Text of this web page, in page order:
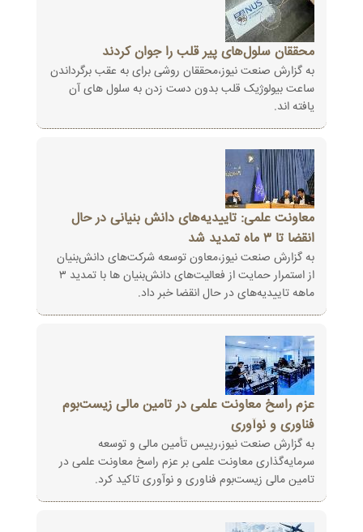
محققان سلول‌های پیر قلب را جوان کردند
به گزارش صنعت نیوز،محققان روشی برای به عقب برگرداندن
ساعت بیولوژیک قلب بدون دست زدن به سلول های آن
یافته اند.
معاونت علمی: تاییدیه‌های دانش بنیانی در حال
انقضا تا ۳ ماه تمدید شد
به گزارش صنعت نیوز،معاون توسعه شرکت‌های دانش‌بنیان
از استمرار حمایت از فعالیت‌های دانش‌بنیان ها با تمدید ۳
ماهه تاییدیه‌های در حال انقضا خبر داد.
عزم راسخ معاونت علمی در تامین مالی زیست‌بوم
فناوری و نوآوری
به گزارش صنعت نیوز،رییس تأمین مالی و توسعه
سرمایه‌گذاری معاونت علمی بر عزم راسخ معاونت علمی در
تامین مالی زیست‌بوم فناوری و نوآوری تاکید کرد.